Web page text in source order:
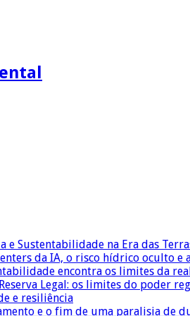
e Sustentabilidade na Era das
da IA, o risco hídrico oculto
encontra os limites da
Legal: os limites do poder
e resiliência
e o fim de uma paralisia de